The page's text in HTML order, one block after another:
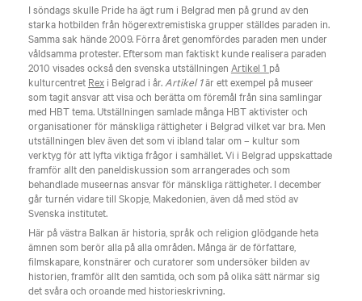
I söndags skulle Pride ha ägt rum i Belgrad men på grund av den
starka hotbilden från högerextremistiska grupper ställdes paraden in.
Samma sak hände 2009. Förra året genomfördes paraden men under
våldsamma protester. Eftersom man faktiskt kunde realisera paraden
2010 visades också den svenska utställningen Artikel 1 på
kulturcentret Rexi Belgrad i år. Artikel 1är ett exempel på museer
som tagit ansvar att visa och berätta om föremål från sina samlingar
med HBT tema. Utställningen samlade många HBT aktivister och
organisationer för mänskliga rättigheter i Belgrad vilket var bra. Men
utställningen blev även det som vi ibland talar om – kultur som
verktyg för att lyfta viktiga frågor i samhället. Vi i Belgrad uppskattade
framför allt den paneldiskussion som arrangerades och som
behandlade museernas ansvar för mänskliga rättigheter. I december
går turnén vidare till Skopje, Makedonien, även då med stöd av
Svenska institutet.
Här på västra Balkan är historia, språk och religion glödgande heta
ämnen som berör alla på alla områden. Många är de författare,
filmskapare, konstnärer och curatorer som undersöker bilden av
historien, framför allt den samtida, och som på olika sätt närmar sig
det svåra och oroande med historieskrivning.